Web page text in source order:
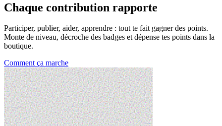
Chaque contribution rapporte
Participer, publier, aider, apprendre : tout te fait gagner des points.
Monte de niveau, décroche des badges et dépense tes points dans la
boutique.
Comment ça marche